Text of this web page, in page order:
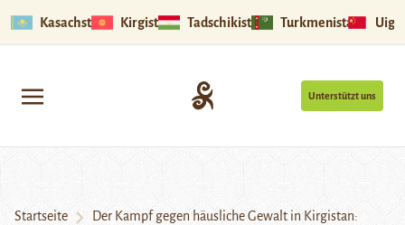
Kasachstan Kirgistan Tadschikistan Turkmenistan
Unterstützt uns
Startseite
Der Kampf gegen häusliche Gewalt in Kirgistan: